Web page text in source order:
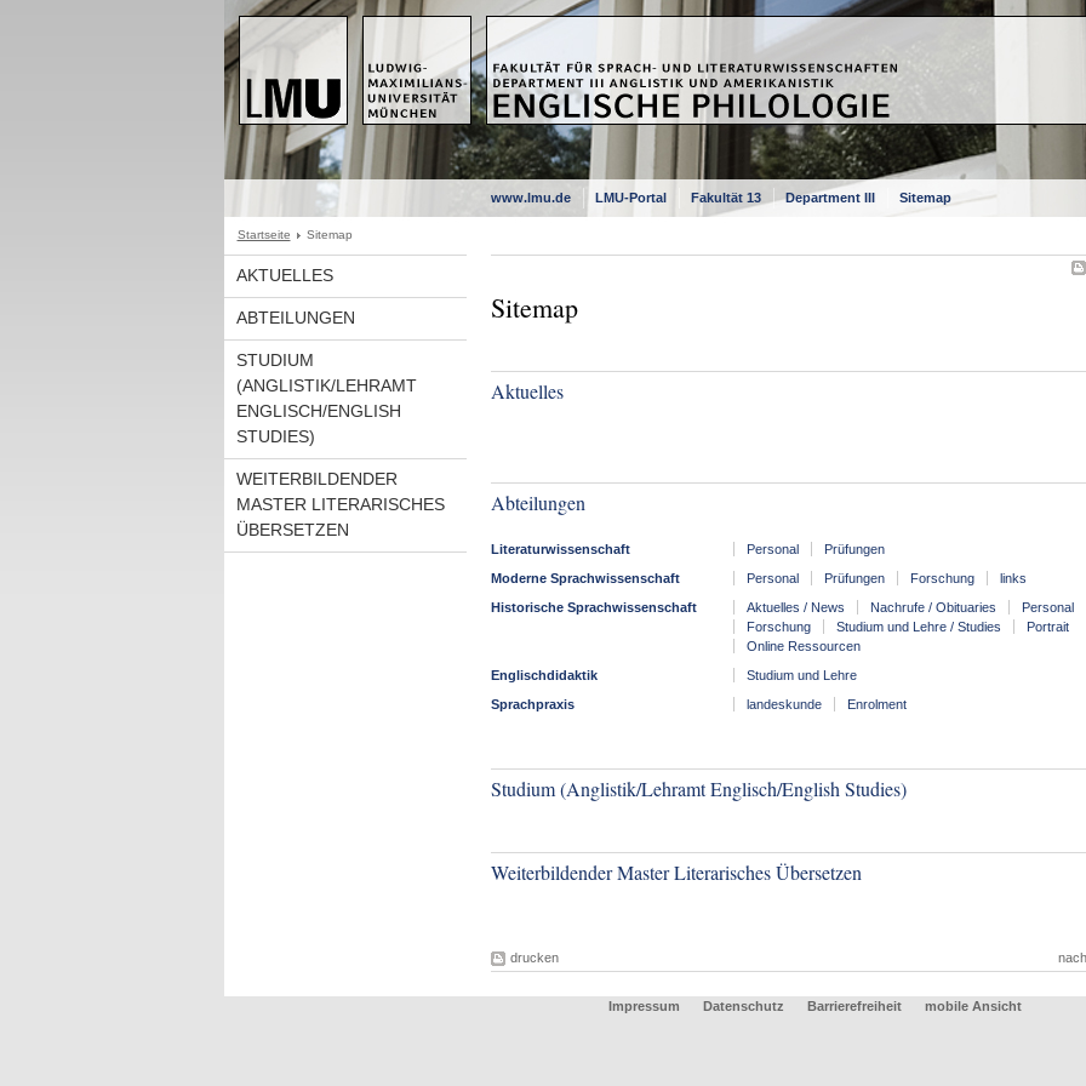
www.lmu.de LMU-Portal Fakultät 13 Department III Sitemap
Startseite Sitemap
AKTUELLES
ABTEILUNGEN
STUDIUM
(ANGLISTIK/LEHRAMT
ENGLISCH/ENGLISH
STUDIES)
WEITERBILDENDER
MASTER LITERARISCHES
ÜBERSETZEN
Sitemap
Aktuelles
Abteilungen
Literaturwissenschaft Personal
Prüfungen
Moderne Sprachwissenschaft
Personal Prüfungen Forschung
links
Historische Sprachwissenschaft
Aktuelles / News Nachrufe / Obituaries
Personal
Forschung
Studium und Lehre / Studies
Portrait
Online Ressourcen
Englischdidaktik
Studium und Lehre
Sprachpraxis
landeskunde Enrolment
Studium (Anglistik/Lehramt Englisch/English Studies)
Weiterbildender Master Literarisches Übersetzen
drucken
Impressum Datenschutz Barrierefreiheit mobile Ansicht